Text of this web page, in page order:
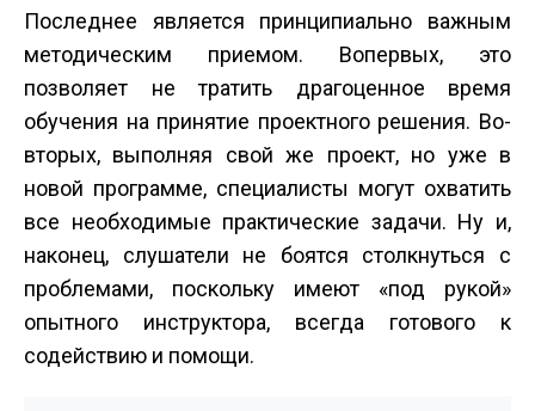
Последнее является принципиально важным
методическим приемом. Во­первых, это
позволяет не тратить драгоценное время
обучения на принятие проектного решения. Во­
вторых, выполняя свой же проект, но уже в
новой программе, специалисты могут охватить
все необходимые практические задачи. Ну и,
наконец, слушатели не боятся столк­нуться с
проблемами, поскольку имеют «под рукой»
опытного инструктора, всегда готового к
содействию и помощи.